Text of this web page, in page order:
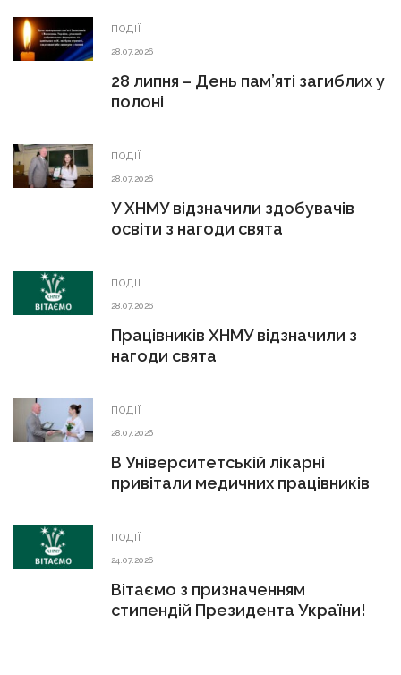
ПОДІЇ
28.07.2026
28 липня – День пам’яті загиблих у
полоні
ПОДІЇ
28.07.2026
У ХНМУ відзначили здобувачів
освіти з нагоди свята
ПОДІЇ
28.07.2026
Працівників ХНМУ відзначили з
нагоди свята
ПОДІЇ
28.07.2026
В Університетській лікарні
привітали медичних працівників
ПОДІЇ
24.07.2026
Вітаємо з призначенням
стипендій Президента України!